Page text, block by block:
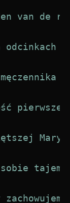
van
Maryi
sobie